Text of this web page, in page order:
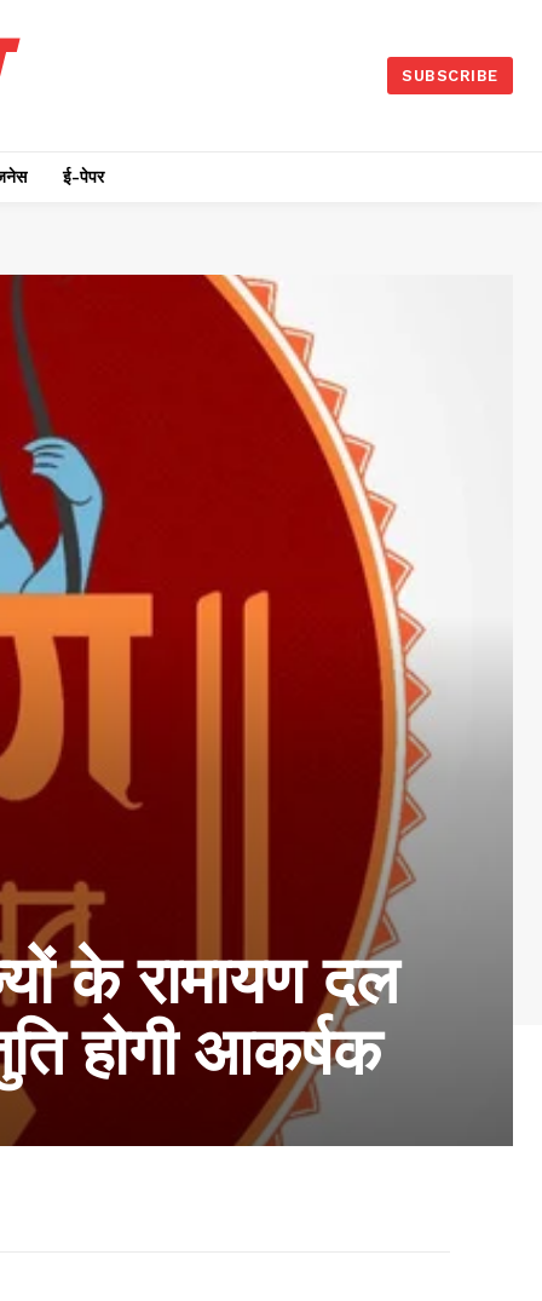
SUBSCRIBE
ई-पेपर
के रामायण दल
होगी आकर्षक